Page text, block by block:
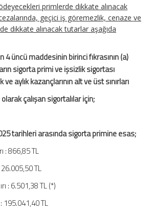
ödeyecekleri primlerde dikkate alınacak
geçici iş göremezlik, cenaze ve
dikkate alınacak tutarlar aşağıda
4 üncü maddesinin birinci fıkrasının (a)
sigorta primi ve işsizlik sigortası
aylık kazançlarının alt ve üst sınırları
çalışan sigortalılar için;
tarihleri arasında sigorta primine esas;
: 866,85 TL
26.005,50 TL
: 6.501,38 TL (*)
195.041,40 TL